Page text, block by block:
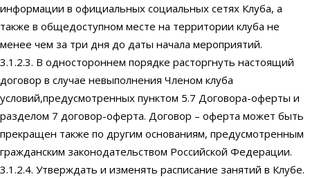
информации в официальных социальных сетях Клуба, а
также в общедоступном месте на территории клуба не
менее чем за три дня до даты начала мероприятий.
3.1.2.3. В одностороннем порядке расторгнуть настоящий
договор в случае невыполнения Членом клуба
условий,предусмотренных пунктом 5.7 Договора-оферты и
разделом 7 договор-оферта. Договор – оферта может быть
прекращен также по другим основаниям, предусмотренным
гражданским законодательством Российской Федерации.
3.1.2.4. Утверждать и изменять расписание занятий в Клубе.